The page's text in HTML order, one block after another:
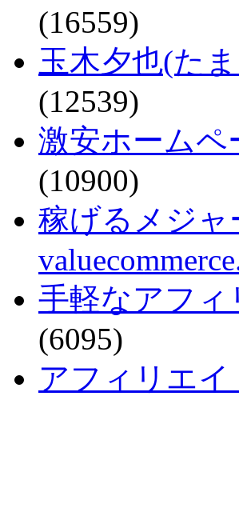
(16559)
玉木夕也(た
(12539)
激安ホームペ
(10900)
稼げるメジ
手軽なアフィ
(6095)
アフィリエイ